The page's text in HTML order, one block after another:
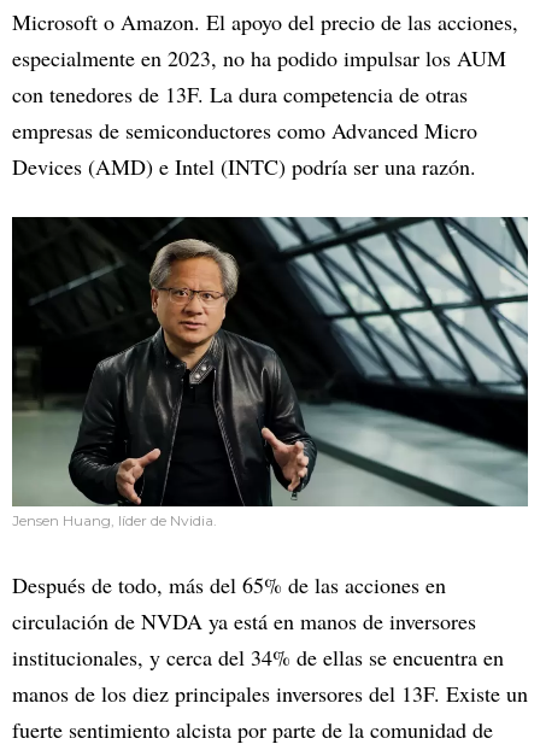
Microsoft o Amazon. El apoyo del precio de las acciones,
especialmente en 2023, no ha podido impulsar los AUM
con tenedores de 13F. La dura competencia de otras
empresas de semiconductores como Advanced Micro
Devices (AMD) e Intel (INTC) podría ser una razón.
Jensen Huang, líder de Nvidia.
Después de todo, más del 65% de las acciones en
circulación de NVDA ya está en manos de inversores
institucionales, y cerca del 34% de ellas se encuentra en
manos de los diez principales inversores del 13F. Existe un
fuerte sentimiento alcista por parte de la comunidad de